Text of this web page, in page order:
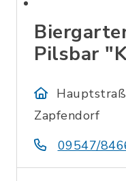
Pilsbar
Zapfendorf
09547/